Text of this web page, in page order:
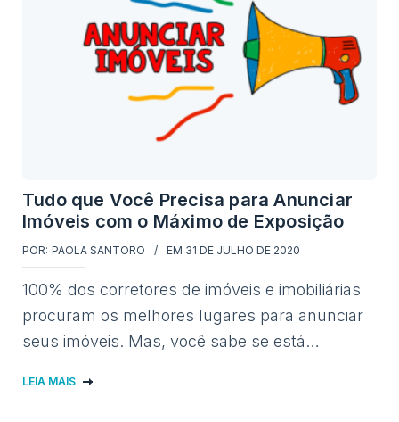
Tudo que Você Precisa para Anunciar
Imóveis com o Máximo de Exposição
POR: PAOLA SANTORO EM 31 DE JULHO DE 2020
100% dos corretores de imóveis e imobiliárias
procuram os melhores lugares para anunciar
seus imóveis. Mas, você sabe se está…
LEIA MAIS